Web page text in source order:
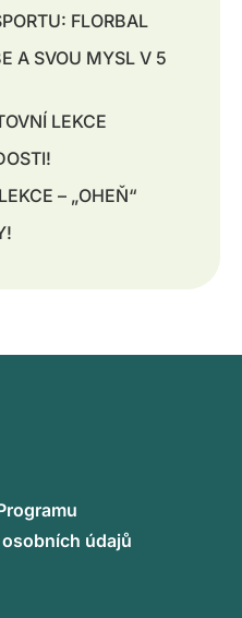
FLORBAL
A SVOU MYSL V 5
LEKCE
– „OHEŇ“
údajů